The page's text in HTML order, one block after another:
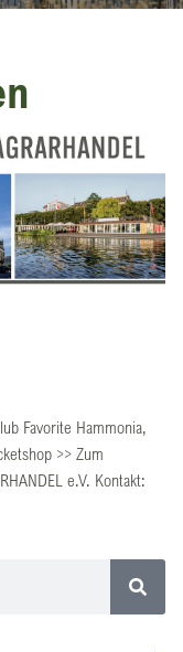
Favorite Hammonia,
>> Zum
e.V. Kontakt: